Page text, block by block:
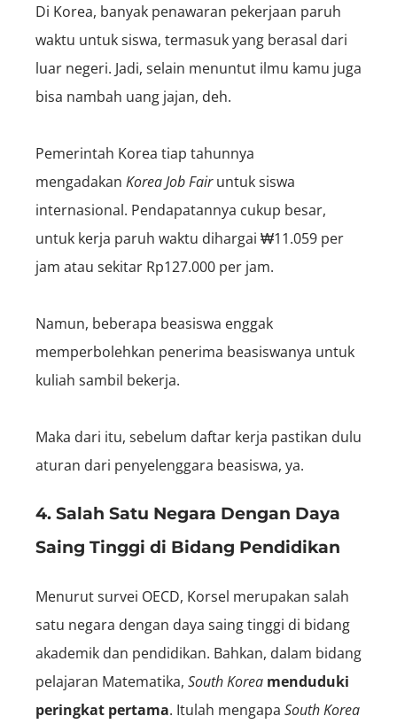
Di Korea, banyak penawaran pekerjaan paruh
waktu untuk siswa, termasuk yang berasal dari
luar negeri. Jadi, selain menuntut ilmu kamu juga
bisa nambah uang jajan, deh.
Pemerintah Korea tiap tahunnya
mengadakan Korea Job Fairuntuk siswa
internasional. Pendapatannya cukup besar,
untuk kerja paruh waktu dihargai ₩11.059 per
jam atau sekitar Rp127.000 per jam.
Namun, beberapa beasiswa enggak
memperbolehkan penerima beasiswanya untuk
kuliah sambil bekerja.
Maka dari itu, sebelum daftar kerja pastikan dulu
aturan dari penyelenggara beasiswa, ya.
4. Salah Satu Negara Dengan Daya
Saing Tinggi di Bidang Pendidikan
Menurut survei OECD, Korsel merupakan salah
satu negara dengan daya saing tinggi di bidang
akademik dan pendidikan. Bahkan, dalam bidang
pelajaran Matematika, South Korea menduduki
peringkat pertama. Itulah mengapa South Korea